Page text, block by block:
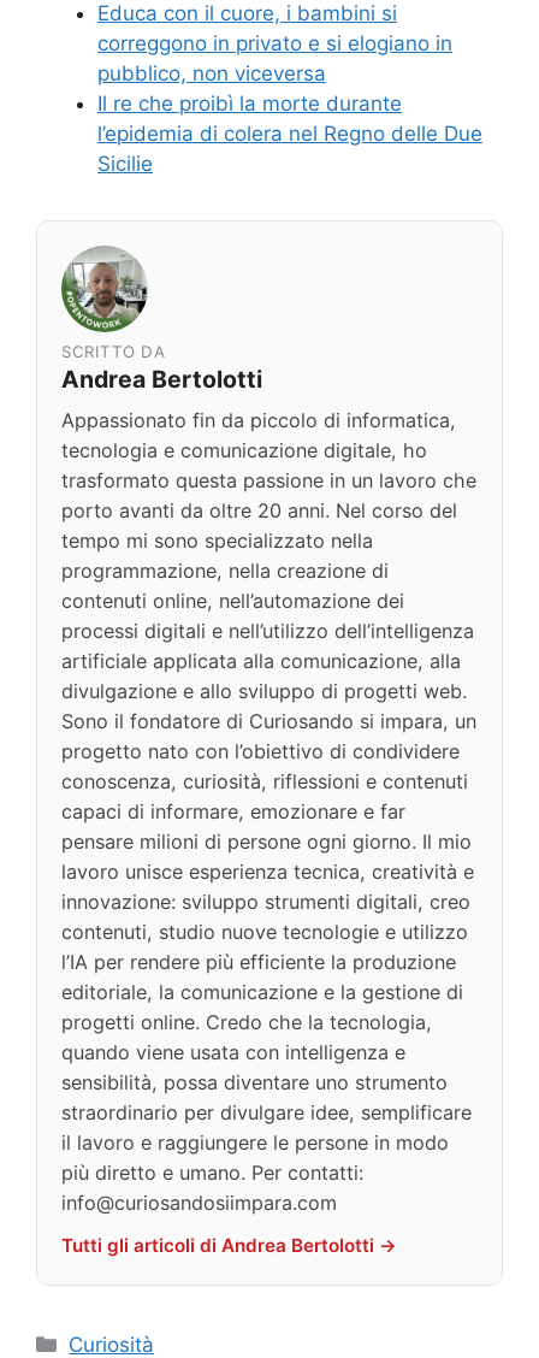
Educa con il cuore, i bambini si
correggono in privato e si elogiano in
pubblico, non viceversa
Il re che proibì la morte durante
l’epidemia di colera nel Regno delle Due
Sicilie
SCRITTO DA
Andrea Bertolotti
Appassionato fin da piccolo di informatica,
tecnologia e comunicazione digitale, ho
trasformato questa passione in un lavoro che
porto avanti da oltre 20 anni. Nel corso del
tempo mi sono specializzato nella
programmazione, nella creazione di
contenuti online, nell’automazione dei
processi digitali e nell’utilizzo dell’intelligenza
artificiale applicata alla comunicazione, alla
divulgazione e allo sviluppo di progetti web.
Sono il fondatore di Curiosando si impara, un
progetto nato con l’obiettivo di condividere
conoscenza, curiosità, riflessioni e contenuti
capaci di informare, emozionare e far
pensare milioni di persone ogni giorno. Il mio
lavoro unisce esperienza tecnica, creatività e
innovazione: sviluppo strumenti digitali, creo
contenuti, studio nuove tecnologie e utilizzo
l’IA per rendere più efficiente la produzione
editoriale, la comunicazione e la gestione di
progetti online. Credo che la tecnologia,
quando viene usata con intelligenza e
sensibilità, possa diventare uno strumento
straordinario per divulgare idee, semplificare
il lavoro e raggiungere le persone in modo
più diretto e umano. Per contatti:
info@curiosandosiimpara.com
Tutti gli articoli di Andrea Bertolotti →
Categorie
Curiosità